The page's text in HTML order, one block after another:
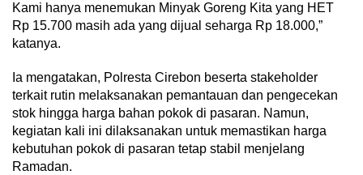
Kami hanya menemukan Minyak Goreng Kita yang HET
Rp 15.700 masih ada yang dijual seharga Rp 18.000,”
katanya.
Ia mengatakan, Polresta Cirebon beserta stakeholder
terkait rutin melaksanakan pemantauan dan pengecekan
stok hingga harga bahan pokok di pasaran. Namun,
kegiatan kali ini dilaksanakan untuk memastikan harga
kebutuhan pokok di pasaran tetap stabil menjelang
Ramadan.